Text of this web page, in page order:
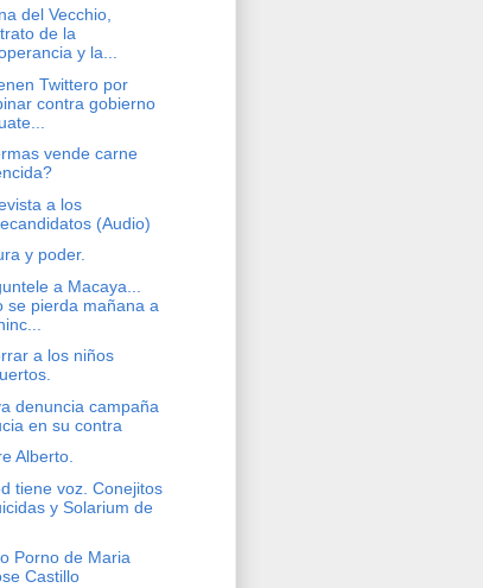
del Vecchio,
de la
y la...
Twittero por
contra gobierno
vende carne
a los
(Audio)
y poder.
a Macaya...
se pierda mañana a
a los niños
denuncia campaña
en su contra
Alberto.
tiene voz. Conejitos
y Solarium de
Porno de Maria
Castillo